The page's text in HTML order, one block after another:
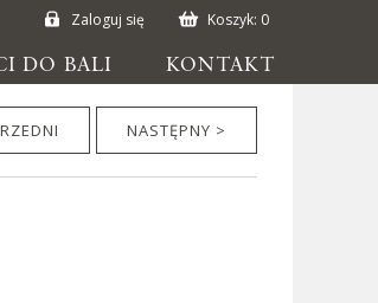
Zaloguj się Koszyk: 0
DO BALI KONTAKT
NASTĘPNY >